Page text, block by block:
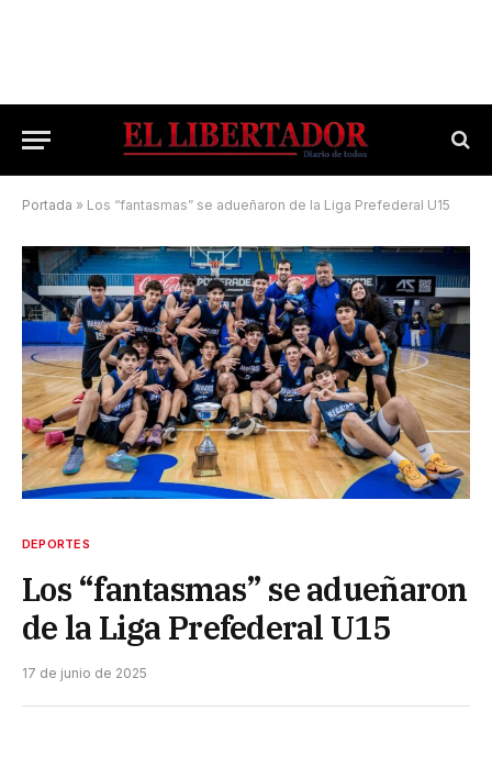
Portada » Los “fantasmas” se adueñaron de la Liga Prefederal U15
DEPORTES
Los “fantasmas” se adueñaron
de la Liga Prefederal U15
17 de junio de 2025